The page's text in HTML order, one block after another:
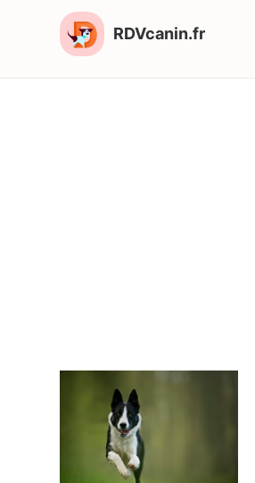
RDVcanin.fr